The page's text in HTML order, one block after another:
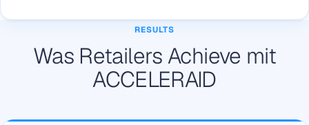
RESULTS
Was Retailers Achieve mit
ACCELERAID